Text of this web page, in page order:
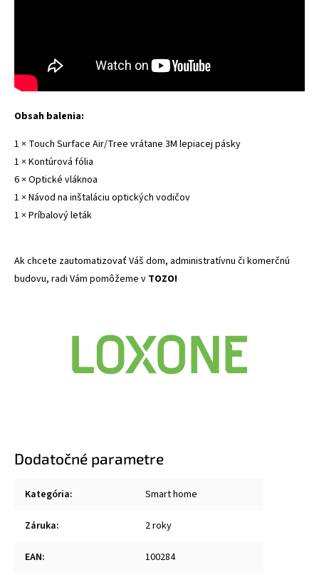
Obsah balenia:
1 × Touch Surface Air/Tree vrátane 3M lepiacej pásky
1 × Kontúrová fólia
6 × Optické vláknoa
1 × Návod na inštaláciu optických vodičov
1 × Príbalový leták
Ak chcete zautomatizovať Váš dom, administratívnu či komerčnú
budovu, radi Vám pomôžeme v TOZO!
Dodatočné parametre
Kategória: Smart home
Záruka: 2 roky
EAN: 100284